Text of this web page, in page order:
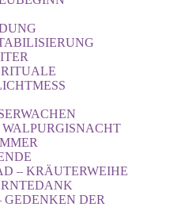
– KRÄUTERWEIHE
DER